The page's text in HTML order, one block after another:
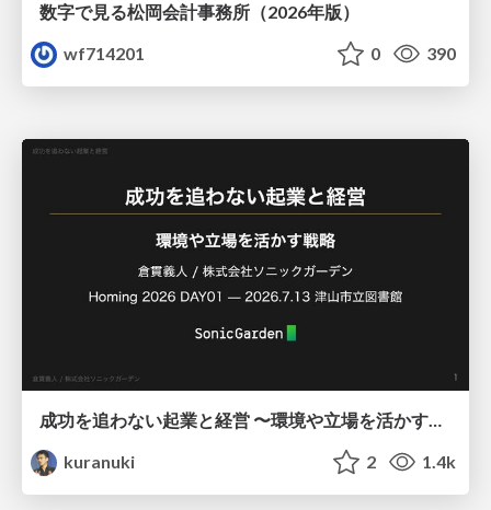
数字で見る松岡会計事務所（2026年版）
wf714201
0 390
kuranuki
2 1.4k